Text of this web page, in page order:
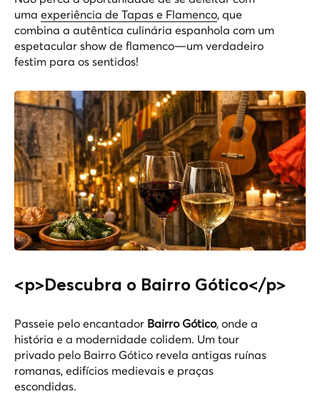
uma experiência de Tapas e Flamenco, que
combina a autêntica culinária espanhola com um
espetacular show de flamenco—um verdadeiro
festim para os sentidos!
<p>Descubra o Bairro Gótico</p>
Passeie pelo encantador Bairro Gótico, onde a
história e a modernidade colidem. Um tour
privado pelo Bairro Gótico revela antigas ruínas
romanas, edifícios medievais e praças
escondidas.